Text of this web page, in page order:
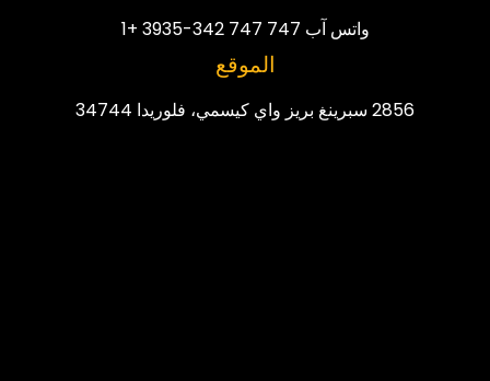
واتس آب 747 747 342-3935 +1
الموقع
2856 سبرينغ بريز واي كيسمي، فلوريدا 34744